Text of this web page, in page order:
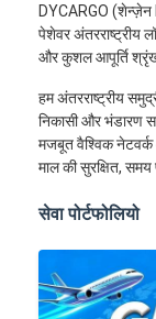
DYCARGO
पेशेवर अंतरराष्ट्रीय
और कुशल आपूर्ति
हम अंतरराष्ट्रीय
निकासी और भंडारण
मजबूत वैश्विक नेटवर्क
माल की सुरक्षित, समय
सेवा पोर्टफोलियो